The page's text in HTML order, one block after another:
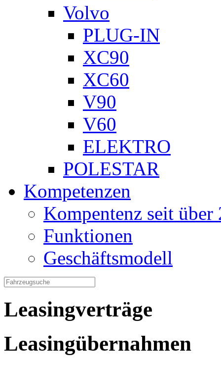
Volvo
PLUG-IN
XC90
XC60
V90
V60
ELEKTRO
POLESTAR
Kompetenzen
Kompentenz seit über
Funktionen
Geschäftsmodell
Leasingverträge
Leasingübernahmen